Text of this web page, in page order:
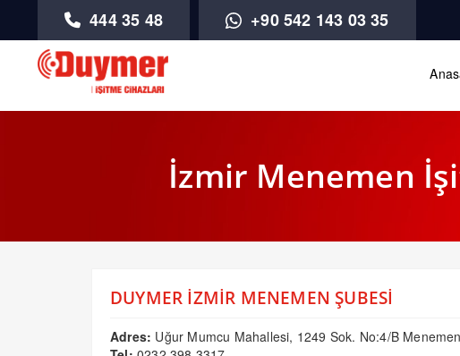
444 35 48 +90 542 143 03 35
İzmir Menemen
DUYMER İZMİR MENEMEN ŞUBESİ
Adres: Uğur Mumcu Mahallesi, 1249 Sok. No:4/B